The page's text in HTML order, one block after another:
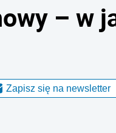
– w
Zapisz się na newsletter